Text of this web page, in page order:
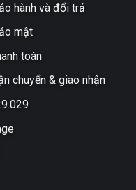
hành và đổi trả
mật
toán
chuyển & giao nhận